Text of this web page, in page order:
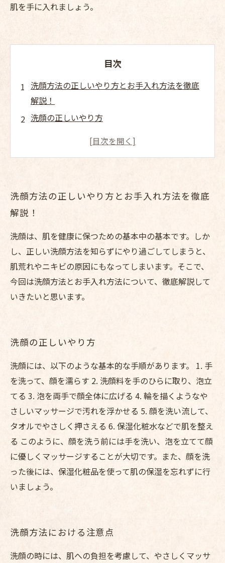
肌を手に入れましょう。
目次
洗顔方法の正しいやり方とお手入れ方法を徹底
解説！
洗顔の正しいやり方
洗顔方法における注意点
洗顔方法の正しいやり方とお手入れ方法を徹底
解説！
洗顔は、肌を健康に保つための基本中の基本です。しか
し、正しい洗顔方法を知らずにやり過ごしてしまうと、
肌荒れやニキビの原因にもなってしまいます。そこで、
今回は洗顔方法とお手入れ方法について、徹底解説して
いきたいと思います。
洗顔の正しいやり方
洗顔には、以下のような基本的な手順があります。 1. 手
を洗って、顔を濡らす 2. 洗顔料を手のひらに取り、泡立
てる 3. 泡を両手で顔全体に広げる 4. 輪を描くようなや
さしいマッサージで汚れを浮かせる 5. 顔を洗い流して、
タオルでやさしく押さえる 6. 保湿化粧水などで肌を整え
る このように、顔を洗う前には手を洗い、泡を立てて顔
に優しくマッサージすることが大切です。また、顔を洗
った後には、保湿化粧品を使って肌の保湿を忘れずに行
いましょう。
洗顔方法における注意点
洗顔の時には、肌への負担を考慮して、やさしくマッサ